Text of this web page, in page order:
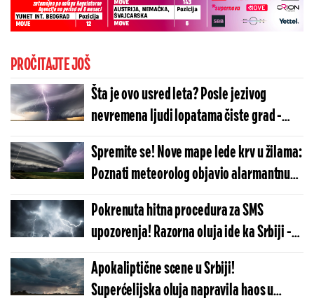
PROČITAJTE JOŠ
Šta je ovo usred leta? Posle jezivog
nevremena ljudi lopatama čiste grad -
Meštani u neverici (VIDEO)
Spremite se! Nove mape lede krv u žilama:
Poznati meteorolog objavio alarmantnu
prognozu - Ovaj deo Srbije na udaru jake
oluje (MAPE)
Pokrenuta hitna procedura za SMS
upozorenja! Razorna oluja ide ka Srbiji -
Oglasio se RHMZ: Ovaj sat ćemo pamtiti
(MAPA)
Apokaliptične scene u Srbiji!
Superćelijska oluja napravila haos u